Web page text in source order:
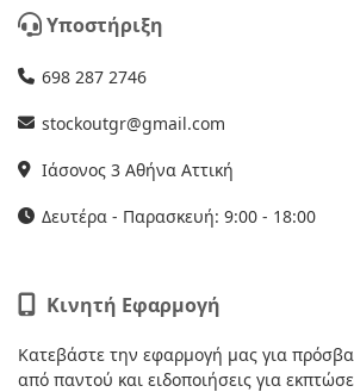
Υποστήριξη
698 287 2746
stockoutgr@gmail.com
Ιάσονος 3 Αθήνα Αττική
Δευτέρα - Παρασκευή: 9:00 - 18:00
Κινητή Εφαρμογή
Κατεβάστε την εφαρμογή μας για
από παντού και ειδοποιήσεις για